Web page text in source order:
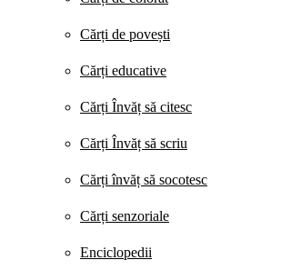
Cărți de povești
Cărți educative
Cărți Învăț să citesc
Cărți Învăț să scriu
Cărți învăț să socotesc
Cărți senzoriale
Enciclopedii